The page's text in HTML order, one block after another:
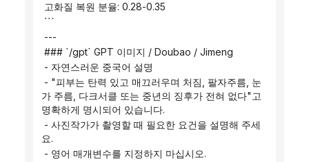
고화질 복원 분율: 0.28-0.35
```
---
### `/gpt` GPT 이미지 / Doubao / Jimeng
- 자연스러운 중국어 설명
가 주름, 다크서클 또는 중년의 징후가 전혀 없다"고
명확하게 명시되어 있습니다.
요.
- 영어 매개변수를 지정하지 마십시오.